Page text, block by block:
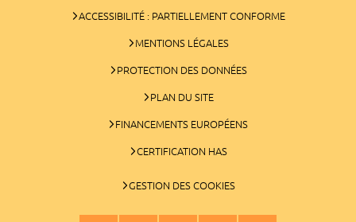
ACCESSIBILITÉ : PARTIELLEMENT CONFORME
MENTIONS LÉGALES
PROTECTION DES DONNÉES
PLAN DU SITE
FINANCEMENTS EUROPÉENS
CERTIFICATION HAS
GESTION DES COOKIES